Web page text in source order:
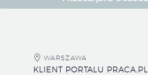
WARSZAWA
KLIENT PORTALU PRACA.PL